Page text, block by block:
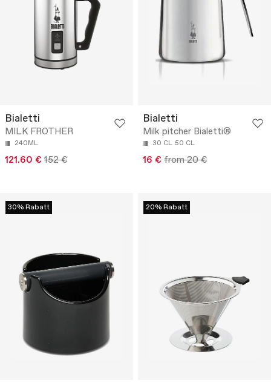
Bialetti
MILK FROTHER
240ML
121.60 € 152 €
Bialetti
Milk pitcher Bialetti®
30 CL 50 CL
16 € from 20 €
30% Rabatt 20% Rabatt